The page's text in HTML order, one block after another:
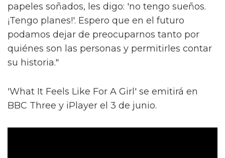
papeles soñados, les digo: 'no tengo sueños.
¡Tengo planes!'. Espero que en el futuro
podamos dejar de preocuparnos tanto por
quiénes son las personas y permitirles contar
su historia."
'What It Feels Like For A Girl' se emitirá en
BBC Three y iPlayer el 3 de junio.